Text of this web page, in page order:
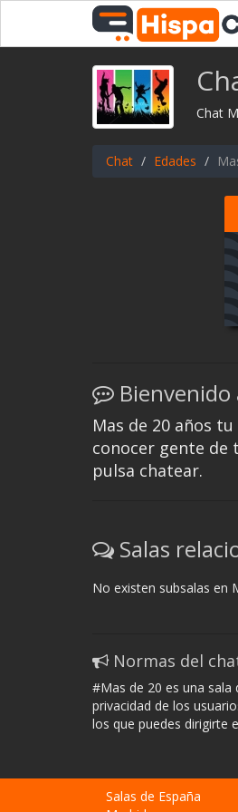
Chat
Chat Edades
Bienvenido
Mas de 20 años
conocer gente de
pulsa chatear.
Salas
No existen subsalas en
Normas del
#Mas de 20 es una
privacidad de los
los que puedes dirigirte
Salas de España